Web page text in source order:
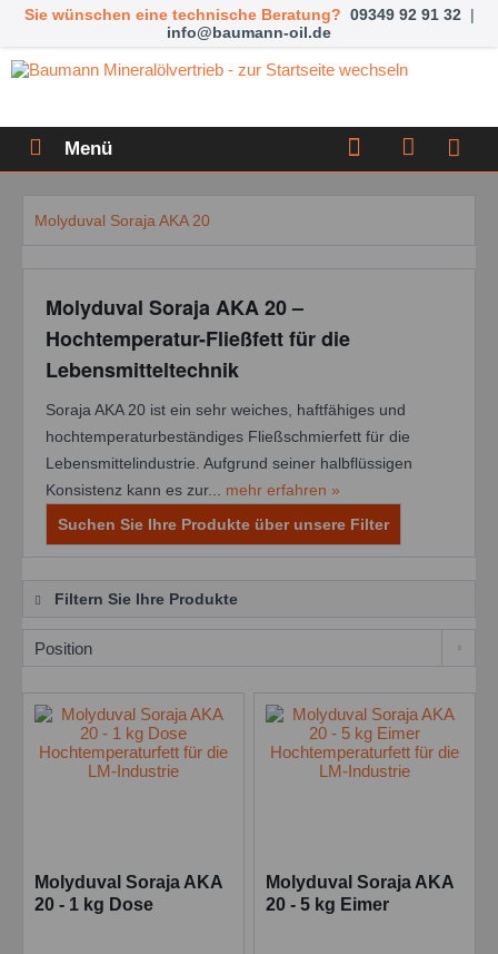
Sie wünschen eine technische Beratung? 09349 92 91 32 |
info@baumann-oil.de
Menü
Molyduval Soraja AKA 20
Molyduval Soraja AKA 20 –
Hochtemperatur-Fließfett für die
Lebensmitteltechnik
Soraja AKA 20 ist ein sehr weiches, haftfähiges und
hochtemperaturbeständiges Fließschmierfett für die
Lebensmittelindustrie. Aufgrund seiner halbflüssigen
Konsistenz kann es zur... mehr erfahren »
Suchen Sie Ihre Produkte über unsere Filter
Filtern Sie Ihre Produkte
Molyduval Soraja AKA
20 - 1 kg Dose
Molyduval Soraja AKA
20 - 5 kg Eimer